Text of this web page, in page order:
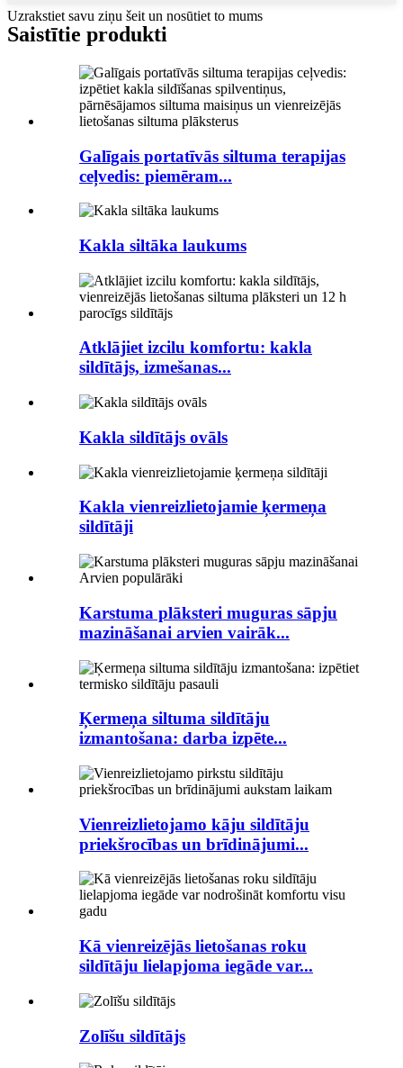
Uzrakstiet savu ziņu šeit un nosūtiet to mums
Saistītie produkti
Galīgais portatīvās siltuma terapijas
ceļvedis: piemēram...
Kakla siltāka laukums
Atklājiet izcilu komfortu: kakla
sildītājs, izmešanas...
Kakla sildītājs ovāls
Kakla vienreizlietojamie ķermeņa
sildītāji
Karstuma plāksteri muguras sāpju
mazināšanai arvien vairāk...
Ķermeņa siltuma sildītāju
izmantošana: darba izpēte...
Vienreizlietojamo kāju sildītāju
priekšrocības un brīdinājumi...
Kā vienreizējās lietošanas roku
sildītāju lielapjoma iegāde var...
Zolīšu sildītājs